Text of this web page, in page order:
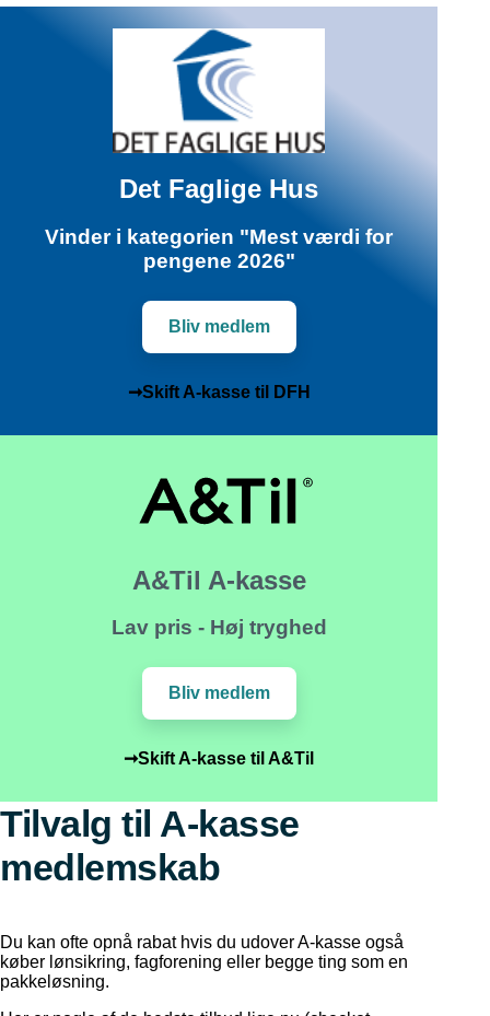
Det Faglige Hus
Vinder i kategorien "Mest værdi for
pengene 2026"
Bliv medlem
➞Skift A-kasse til DFH
A&Til A-kasse
Lav pris - Høj tryghed
Bliv medlem
➞Skift A-kasse til A&Til
Tilvalg til A-kasse
medlemskab
Du kan ofte opnå rabat hvis du udover A-kasse også
køber lønsikring, fagforening eller begge ting som en
pakkeløsning.